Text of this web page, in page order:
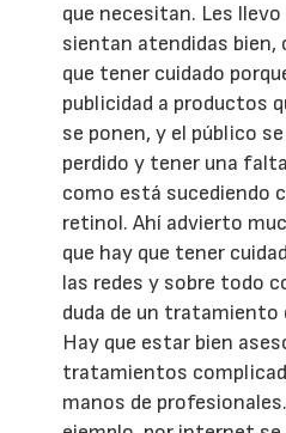
que necesitan. Les
sientan atendidas bien,
que tener cuidado
publicidad a productos
se ponen, y el público
perdido y tener una
como está sucediendo
retinol. Ahí advierto
que hay que tener
las redes y sobre todo
duda de un tratamiento
Hay que estar bien
tratamientos
manos de